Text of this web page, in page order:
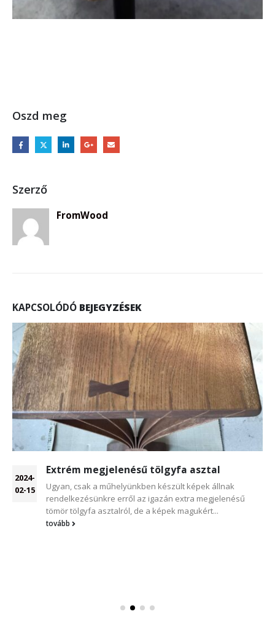
Oszd meg
Szerző
FromWood
KAPCSOLÓDÓ BEJEGYZÉSEK
2024-
02-15
Extrém megjelenésű tölgyfa asztal
Ugyan, csak a műhelyünkben készült képek állnak
rendelkezésünkre erről az igazán extra megjelenésű
tömör tölgyfa asztalról, de a képek magukért...
tovább